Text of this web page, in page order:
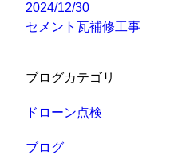
2024/12/30
セメント瓦補修工事
ブログカテゴリ
ドローン点検
ブログ